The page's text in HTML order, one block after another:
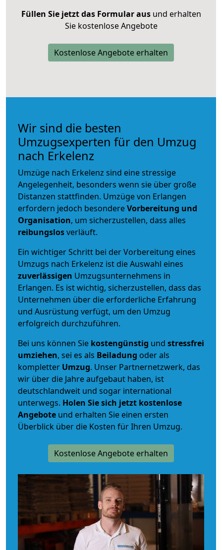
Füllen Sie jetzt das Formular ausund erhalten
Sie kostenlose Angebote
Kostenlose Angebote erhalten
Wir sind die besten
Umzugsexperten für den Umzug
nach Erkelenz
Umzüge nach Erkelenz sind eine stressige
Angelegenheit, besonders wenn sie über große
Distanzen stattfinden. Umzüge von Erlangen
erfordern jedoch besondereVorbereitung und
Organisation, um sicherzustellen, dass alles
reibungslosverläuft.
Ein wichtiger Schritt bei der Vorbereitung eines
Umzugs nach Erkelenz ist die Auswahl eines
zuverlässigen Umzugsunternehmens in
Erlangen. Es ist wichtig, sicherzustellen, dass das
Unternehmen über die erforderliche Erfahrung
und Ausrüstung verfügt, um den Umzug
erfolgreich durchzuführen.
Bei uns können Sie kostengünstig und stressfrei
umziehen, sei es als Beiladung oder als
kompletter Umzug. Unser Partnernetzwerk, das
wir über die Jahre aufgebaut haben, ist
deutschlandweit und sogar international
unterwegs. Holen Sie sich jetzt kostenlose
Angebote und erhalten Sie einen ersten
Überblick über die Kosten für Ihren Umzug.
Kostenlose Angebote erhalten